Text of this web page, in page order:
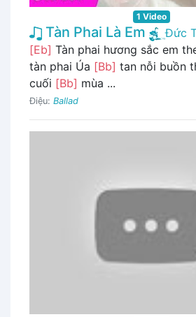
1 Video
Tàn Phai Là Em
Đức
[Eb] Tàn phai hương sắc em
tàn phai Úa [Bb] tan nỗi buồn
cuối [Bb] mùa ...
Điệu: Ballad